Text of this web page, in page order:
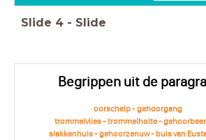
Slide 4 - Slide
Begrippen uit de
oorschelp - gehoorgang
trommelvlies - trommelholte -
slakkenhuis - gehoorzenuw - buis van